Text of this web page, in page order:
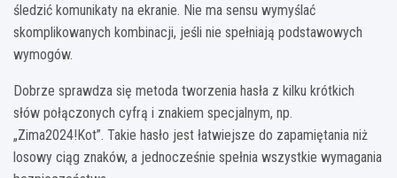
śledzić komunikaty na ekranie. Nie ma sensu wymyślać
skomplikowanych kombinacji, jeśli nie spełniają podstawowych
wymogów.
Dobrze sprawdza się metoda tworzenia hasła z kilku krótkich
słów połączonych cyfrą i znakiem specjalnym, np.
„Zima2024!Kot”. Takie hasło jest łatwiejsze do zapamiętania niż
losowy ciąg znaków, a jednocześnie spełnia wszystkie wymagania